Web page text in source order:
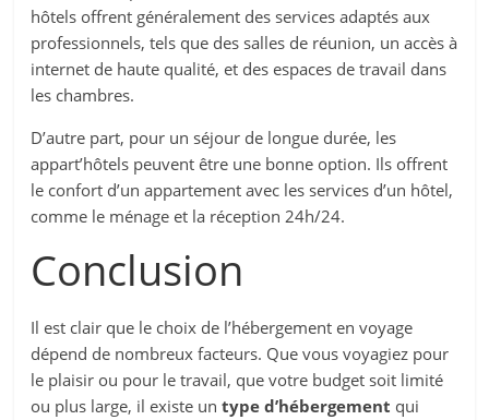
hôtels offrent généralement des services adaptés aux
professionnels, tels que des salles de réunion, un accès à
internet de haute qualité, et des espaces de travail dans
les chambres.
D’autre part, pour un séjour de longue durée, les
appart’hôtels peuvent être une bonne option. Ils offrent
le confort d’un appartement avec les services d’un hôtel,
comme le ménage et la réception 24h/24.
Conclusion
Il est clair que le choix de l’hébergement en voyage
dépend de nombreux facteurs. Que vous voyagiez pour
le plaisir ou pour le travail, que votre budget soit limité
ou plus large, il existe untype d’hébergement qui